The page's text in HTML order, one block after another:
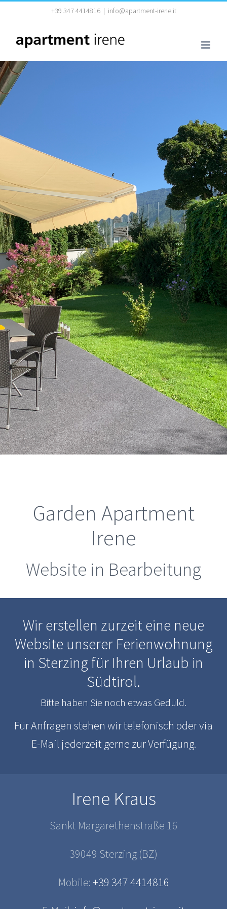
springen
+39 347 4414816 | info@apartment-irene.it
Garden Apartment
Irene
Website in Bearbeitung
Wir erstellen zurzeit eine neue
Website unserer Ferienwohnung
in Sterzing für Ihren Urlaub in
Südtirol.
Bitte haben Sie noch etwas Geduld.
Für Anfragen stehen wir telefonisch oder via
E-Mail jederzeit gerne zur Verfügung.
Irene Kraus
Sankt Margarethenstraße 16
39049 Sterzing (BZ)
Mobile:+39 347 4414816